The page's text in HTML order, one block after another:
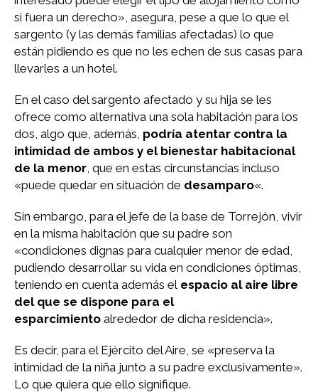
si fuera un derecho», asegura, pese a que lo que el
sargento (y las demás familias afectadas) lo que
están pidiendo es que no les echen de sus casas para
llevarles a un hotel.
En el caso del sargento afectado y su hija se les
ofrece como alternativa una sola habitación para los
dos, algo que, además, podría atentar contra la
intimidad de ambos y el bienestar habitacional
de la menor , que en estas circunstancias incluso
«puede quedar en situación de desamparo«.
Sin embargo, para el jefe de la base de Torrejón, vivir
en la misma habitación que su padre son
«condiciones dignas para cualquier menor de edad,
pudiendo desarrollar su vida en condiciones óptimas,
teniendo en cuenta además el espacio al aire libre
del que se dispone para el
esparcimiento alrededor de dicha residencia».
Es decir, para el Ejército del Aire, se «preserva la
intimidad de la niña junto a su padre exclusivamente».
Lo que quiera que ello signifique.